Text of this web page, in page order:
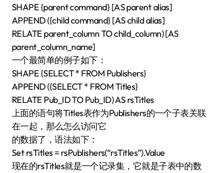
SHAPE {parent command} [AS parent alias]
APPEND ({child command} [AS child alias]
RELATE parent_column TO child_column) [AS
parent_column_name]
一个最简单的例子如下：
SHAPE {SELECT * FROM Publishers}
APPEND ({SELECT * FROM Titles}
RELATE Pub_ID TO Pub_ID) AS rsTitles
上面的语句将Titles表作为Publishers的一个子表关联
在一起，那么怎么访问它
的数据了，语法如下：
Set rsTitles = rsPublishers(“rsTitles”).Value
现在的rsTitles就是一个记录集，它就是子表中的数